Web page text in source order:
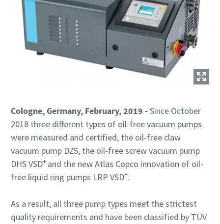
Cologne, Germany, February, 2019 -Since October
2018 three different types of oil-free vacuum pumps
were measured and certified, the oil-free claw
vacuum pump DZS, the oil-free screw vacuum pump
DHS VSD+ and the new Atlas Copco innovation of oil-
free liquid ring pumps LRP VSD+.
As a result, all three pump types meet the strictest
quality requirements and have been classified by TÜV
ประเทศ
ถนน
รหัสไปรษณีย์
คำขอ
ประเทศ
ถนน
รหัสไปรษณีย์
คำขอ
ประเทศ
ถนน
รหัสไปรษณีย์
คำขอ